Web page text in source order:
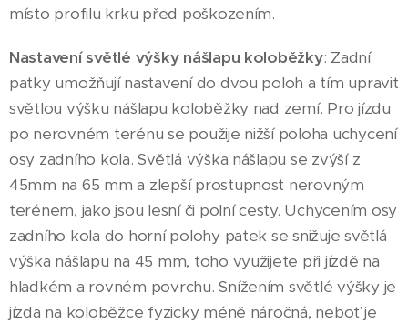
místo profilu krku před poškozením.
Nastavení světlé výšky nášlapu koloběžky: Zadní
patky umožňují nastavení do dvou poloh a tím upravit
světlou výšku nášlapu koloběžky nad zemí. Pro jízdu
po nerovném terénu se použije nižší poloha uchycení
osy zadního kola. Světlá výška nášlapu se zvýší z
45mm na 65 mm a zlepší prostupnost nerovným
terénem, jako jsou lesní či polní cesty. Uchycením osy
zadního kola do horní polohy patek se snižuje světlá
výška nášlapu na 45 mm, toho využijete při jízdě na
hladkém a rovném povrchu. Snížením světlé výšky je
jízda na koloběžce fyzicky méně náročná, neboť je